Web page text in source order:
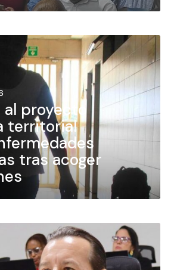
al proyecto
territorial
tras acoger